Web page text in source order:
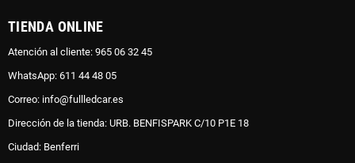
TIENDA ONLINE
Atención al cliente: 965 06 32 45
WhatsApp: 611 44 48 05
Correo: info@fullledcar.es
Dirección de la tienda: URB. BENFISPARK C/10 P1E 18
Ciudad: Benferri